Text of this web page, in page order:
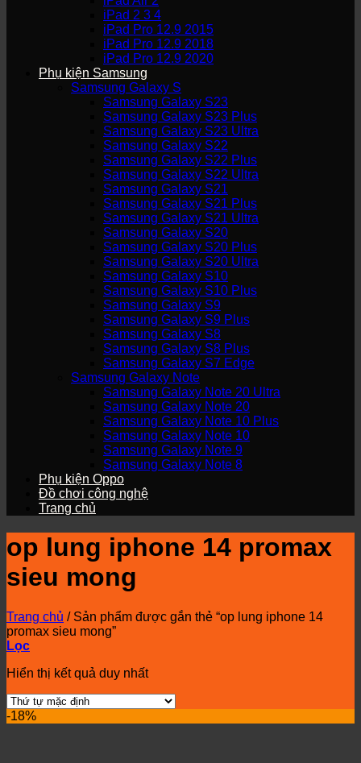
iPad 2 3 4
iPad Pro 12.9 2015
iPad Pro 12.9 2018
iPad Pro 12.9 2020
Phụ kiện Samsung
Samsung Galaxy S
Samsung Galaxy S23
Samsung Galaxy S23 Plus
Samsung Galaxy S23 Ultra
Samsung Galaxy S22
Samsung Galaxy S22 Plus
Samsung Galaxy S22 Ultra
Samsung Galaxy S21
Samsung Galaxy S21 Plus
Samsung Galaxy S21 Ultra
Samsung Galaxy S20
Samsung Galaxy S20 Plus
Samsung Galaxy S20 Ultra
Samsung Galaxy S10
Samsung Galaxy S10 Plus
Samsung Galaxy S9
Samsung Galaxy S9 Plus
Samsung Galaxy S8
Samsung Galaxy S8 Plus
Samsung Galaxy S7 Edge
Samsung Galaxy Note
Samsung Galaxy Note 20 Ultra
Samsung Galaxy Note 20
Samsung Galaxy Note 10 Plus
Samsung Galaxy Note 10
Samsung Galaxy Note 9
Samsung Galaxy Note 8
Phụ kiện Oppo
Đồ chơi công nghệ
Trang chủ
op lung iphone 14 promax
sieu mong
Trang chủ /Sản phẩm được gắn thẻ “op lung iphone 14
promax sieu mong”
Lọc
Hiển thị kết quả duy nhất
-18%